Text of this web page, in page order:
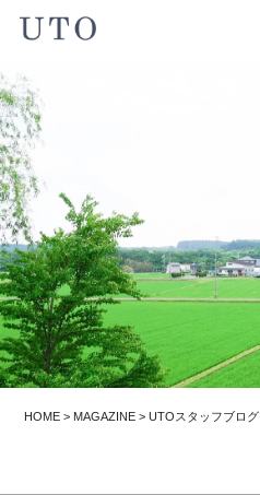
HOME > MAGAZINE >UTOスタッフブログ